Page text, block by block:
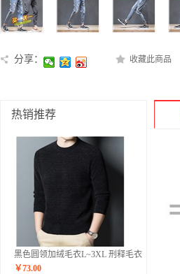
分享： 收藏此商品
热销推荐
黑色圆领加绒毛衣L~3XL 刑释毛衣
￥73.00